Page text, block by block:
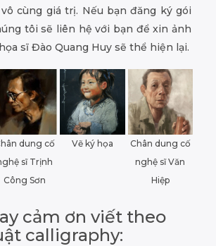
cùng giá trị. Nếu bạn đăng ký gói
tôi sẽ liên hệ với bạn để xin ảnh
sĩ Đào Quang Huy sẽ thể hiện lại.
dung cố
sĩ Trịnh
Công Sơn
Vẽ ký họa
Chân dung cố
nghệ sĩ Văn
Hiệp
cảm ơn viết theo
calligraphy: